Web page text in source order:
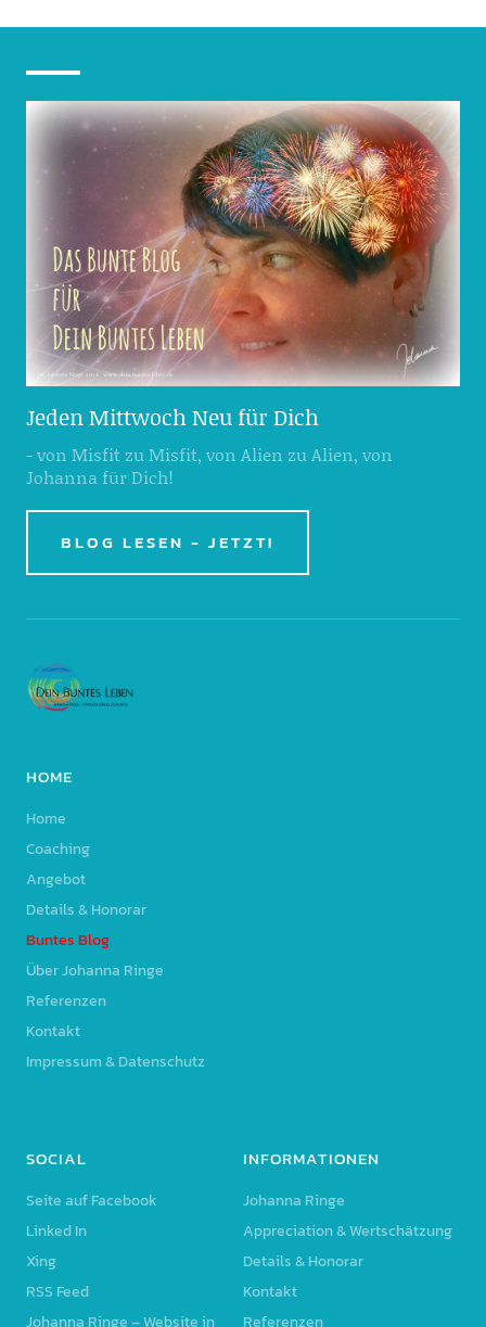
Jeden Mittwoch Neu für Dich
- von Misfit zu Misfit, von Alien zu Alien, von
Johanna für Dich!
BLOG LESEN - JETZT!
HOME
Home
Coaching
Angebot
Details & Honorar
Buntes Blog
Über Johanna Ringe
Referenzen
Kontakt
Impressum & Datenschutz
SOCIAL
Seite auf Facebook
Linked In
Xing
RSS Feed
Johanna Ringe – Website in
INFORMATIONEN
Johanna Ringe
Appreciation & Wertschätzung
Details & Honorar
Kontakt
Referenzen